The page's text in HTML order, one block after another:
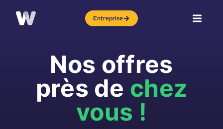
Entreprise
Nos offres
près de chez
vous !